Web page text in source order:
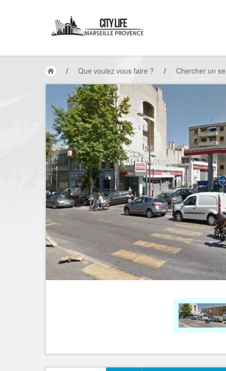
/ Que voulez vous faire ? / Chercher un